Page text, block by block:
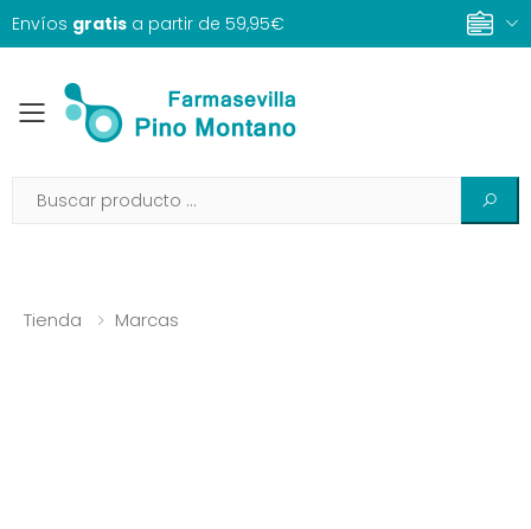
Envíos gratis a partir de 59,95€
Toggle mobile menu
Tienda Marcas